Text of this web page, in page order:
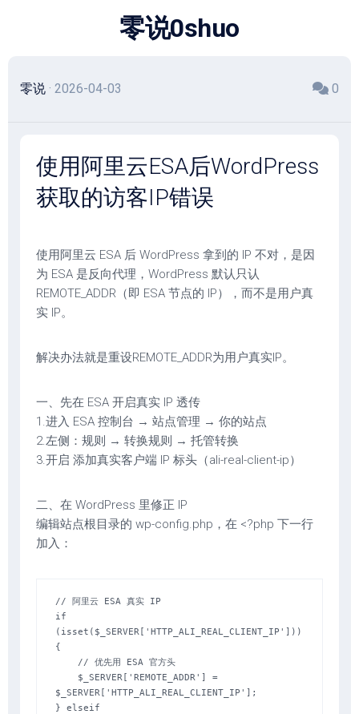
零说0shuo
零说 · 2026-04-03 0
使用阿里云ESA后WordPress
获取的访客IP错误
使用阿里云 ESA 后 WordPress 拿到的 IP 不对，是因
为 ESA 是反向代理，WordPress 默认只认
REMOTE_ADDR（即 ESA 节点的 IP），而不是用户真
实 IP。
解决办法就是重设REMOTE_ADDR为用户真实IP。
一、先在 ESA 开启真实 IP 透传
1.进入 ESA 控制台 → 站点管理 → 你的站点
2.左侧：规则 → 转换规则 → 托管转换
3.开启 添加真实客户端 IP 标头（ali-real-client-ip）
二、在 WordPress 里修正 IP
编辑站点根目录的 wp-config.php，在 <?php 下一行
加入：
// 阿里云 ESA 真实 IP
if
(isset($_SERVER['HTTP_ALI_REAL_CLIENT_IP']))
{
$_SERVER['HTTP_ALI_REAL_CLIENT_IP'];
} elseif